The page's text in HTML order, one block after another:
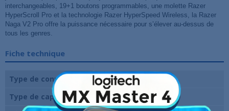
interchangeables, 19+1 boutons programmables, une molette Razer
HyperScroll Pro et la technologie Razer HyperSpeed Wireless, la Razer
Naga V2 Pro offre la puissance nécessaire pour s’élever au-dessus de
tous les genres.
Fiche technique
Type de connexion
Sans-fil
Type de capteur
Optique